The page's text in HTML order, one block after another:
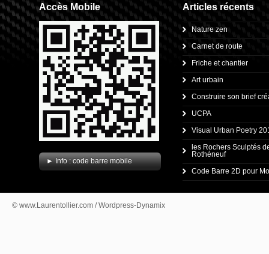
Accès Mobile
► Info : code barre mobile
Articles récents
Nature zen
Carnet de route
Friche et chantier
Art urbain
Construire son brief
UCPA
Visual Urban Poetry
les Rochers Sculptés
Rothéneuf
Code Barre 2D pour
© www.Laurentollier.com / Wordpress-Dynamix